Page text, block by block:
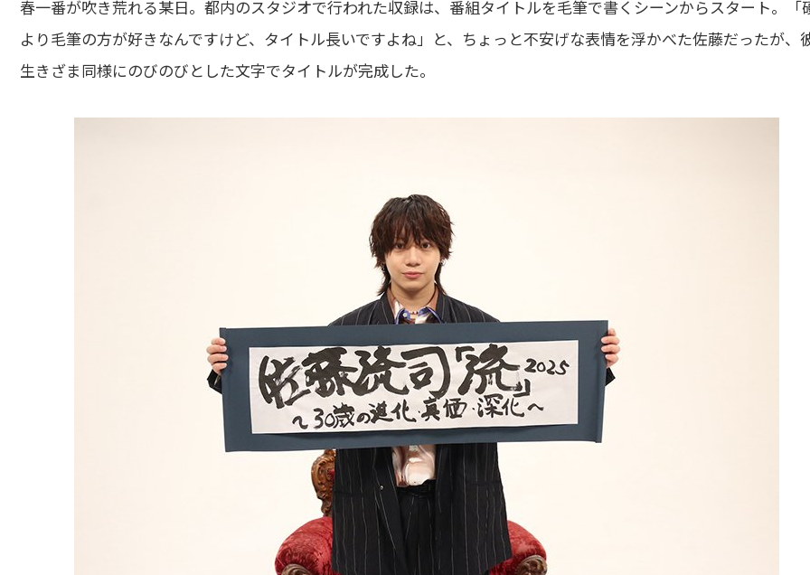
春一番が吹き荒れる某日。都内のスタジオで行われた収録は、番組タイトルを毛筆で書くシーンからスタート。「
より毛筆の方が好きなんですけど、タイトル長いですよね」と、ちょっと不安げな表情を浮かべた佐藤だったが、
生きざま同様にのびのびとした文字でタイトルが完成した。